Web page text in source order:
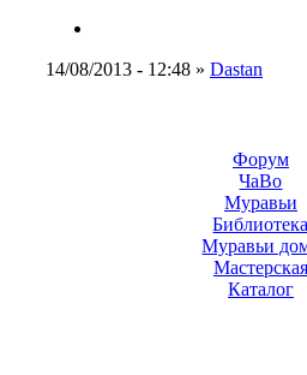
14/08/2013 - 12:48 » Dastan
Форум
ЧаВо
Муравьи
Муравьи
Мастерская
Каталог